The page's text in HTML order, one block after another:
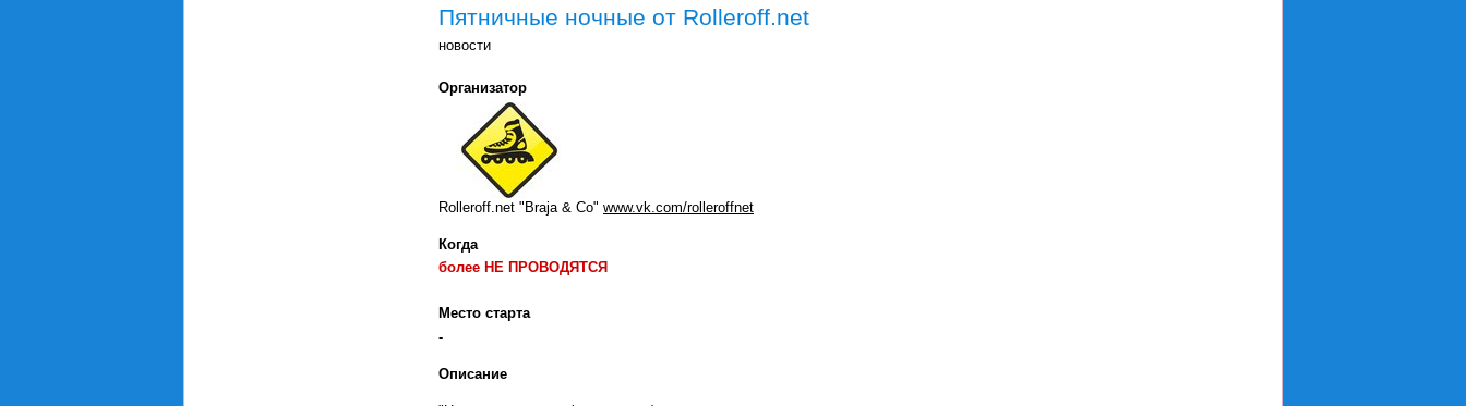
Пятничные ночные от Rolleroff.net
новости
Организатор
Rolleroff.net "Braja & Co" www.vk.com/rolleroffnet
Когда
более НЕ ПРОВОДЯТСЯ
Место старта
-
Описание